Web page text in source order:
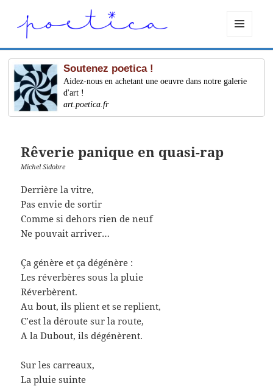
ET
WIDGETS
Soutenez poetica !
Aidez-nous en achetant une oeuvre dans notre galerie
d'art !
art.poetica.fr
Rêverie panique en quasi-rap
Michel Sidobre
Derrière la vitre,
Pas envie de sortir
Comme si dehors rien de neuf
Ne pouvait arriver…
Ça génère et ça dégénère :
Les réverbères sous la pluie
Réverbèrent.
Au bout, ils plient et se replient,
C’est la déroute sur la route,
A la Dubout, ils dégénèrent.
Sur les carreaux,
La pluie suinte